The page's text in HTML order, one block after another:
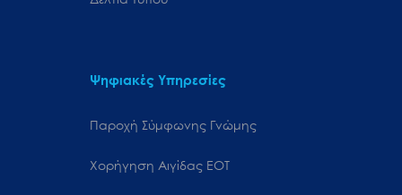
Ψηφιακές Υπηρεσίες
Παροχή Σύμφωνης Γνώμης
Χορήγηση Αιγίδας ΕΟΤ